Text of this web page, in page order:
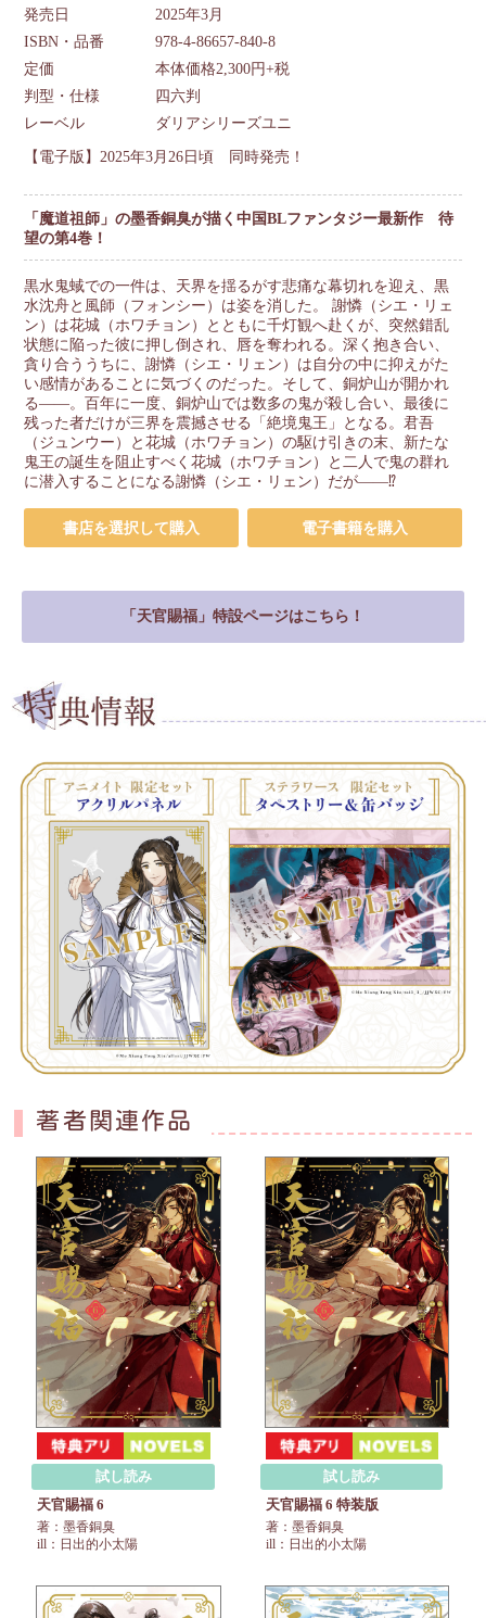
発売日
2025年3月
ISBN・品番
978-4-86657-840-8
定価
本体価格2,300円+税
判型・仕様
四六判
レーベル
ダリアシリーズユニ
【電子版】2025年3月26日頃 同時発売！
「魔道祖師」の墨香銅臭が描く中国BLファンタジー最新作 待
望の第4巻！
黒水鬼蜮での一件は、天界を揺るがす悲痛な幕切れを迎え、黒
水沈舟と風師（フォンシー）は姿を消した。 謝憐（シエ・リェ
ン）は花城（ホワチョン）とともに千灯観へ赴くが、突然錯乱
状態に陥った彼に押し倒され、唇を奪われる。深く抱き合い、
貪り合ううちに、謝憐（シエ・リェン）は自分の中に抑えがた
い感情があることに気づくのだった。そして、銅炉山が開かれ
る――。百年に一度、銅炉山では数多の鬼が殺し合い、最後に
残った者だけが三界を震撼させる「絶境鬼王」となる。君吾
（ジュンウー）と花城（ホワチョン）の駆け引きの末、新たな
鬼王の誕生を阻止すべく花城（ホワチョン）と二人で鬼の群れ
に潜入することになる謝憐（シエ・リェン）だが――⁉
書店を選択して購入 電子書籍を購入
「天官賜福」特設ページはこちら！
著者関連作品
試し読み
天官賜福 6
著：墨香銅臭
ill：日出的小太陽
試し読み
天官賜福 6 特装版
著：墨香銅臭
ill：日出的小太陽